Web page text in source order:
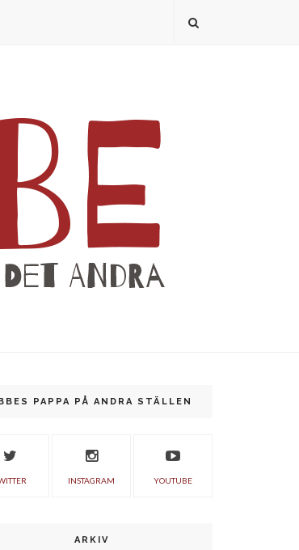
PAPPA PÅ ANDRA STÄLLEN
INSTAGRAM YOUTUBE
ARKIV